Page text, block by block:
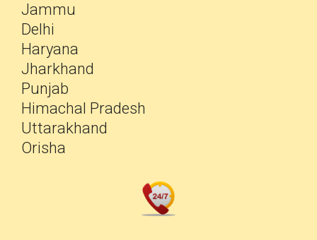
Jammu
Delhi
Haryana
Jharkhand
Punjab
Himachal Pradesh
Uttarakhand
Orisha